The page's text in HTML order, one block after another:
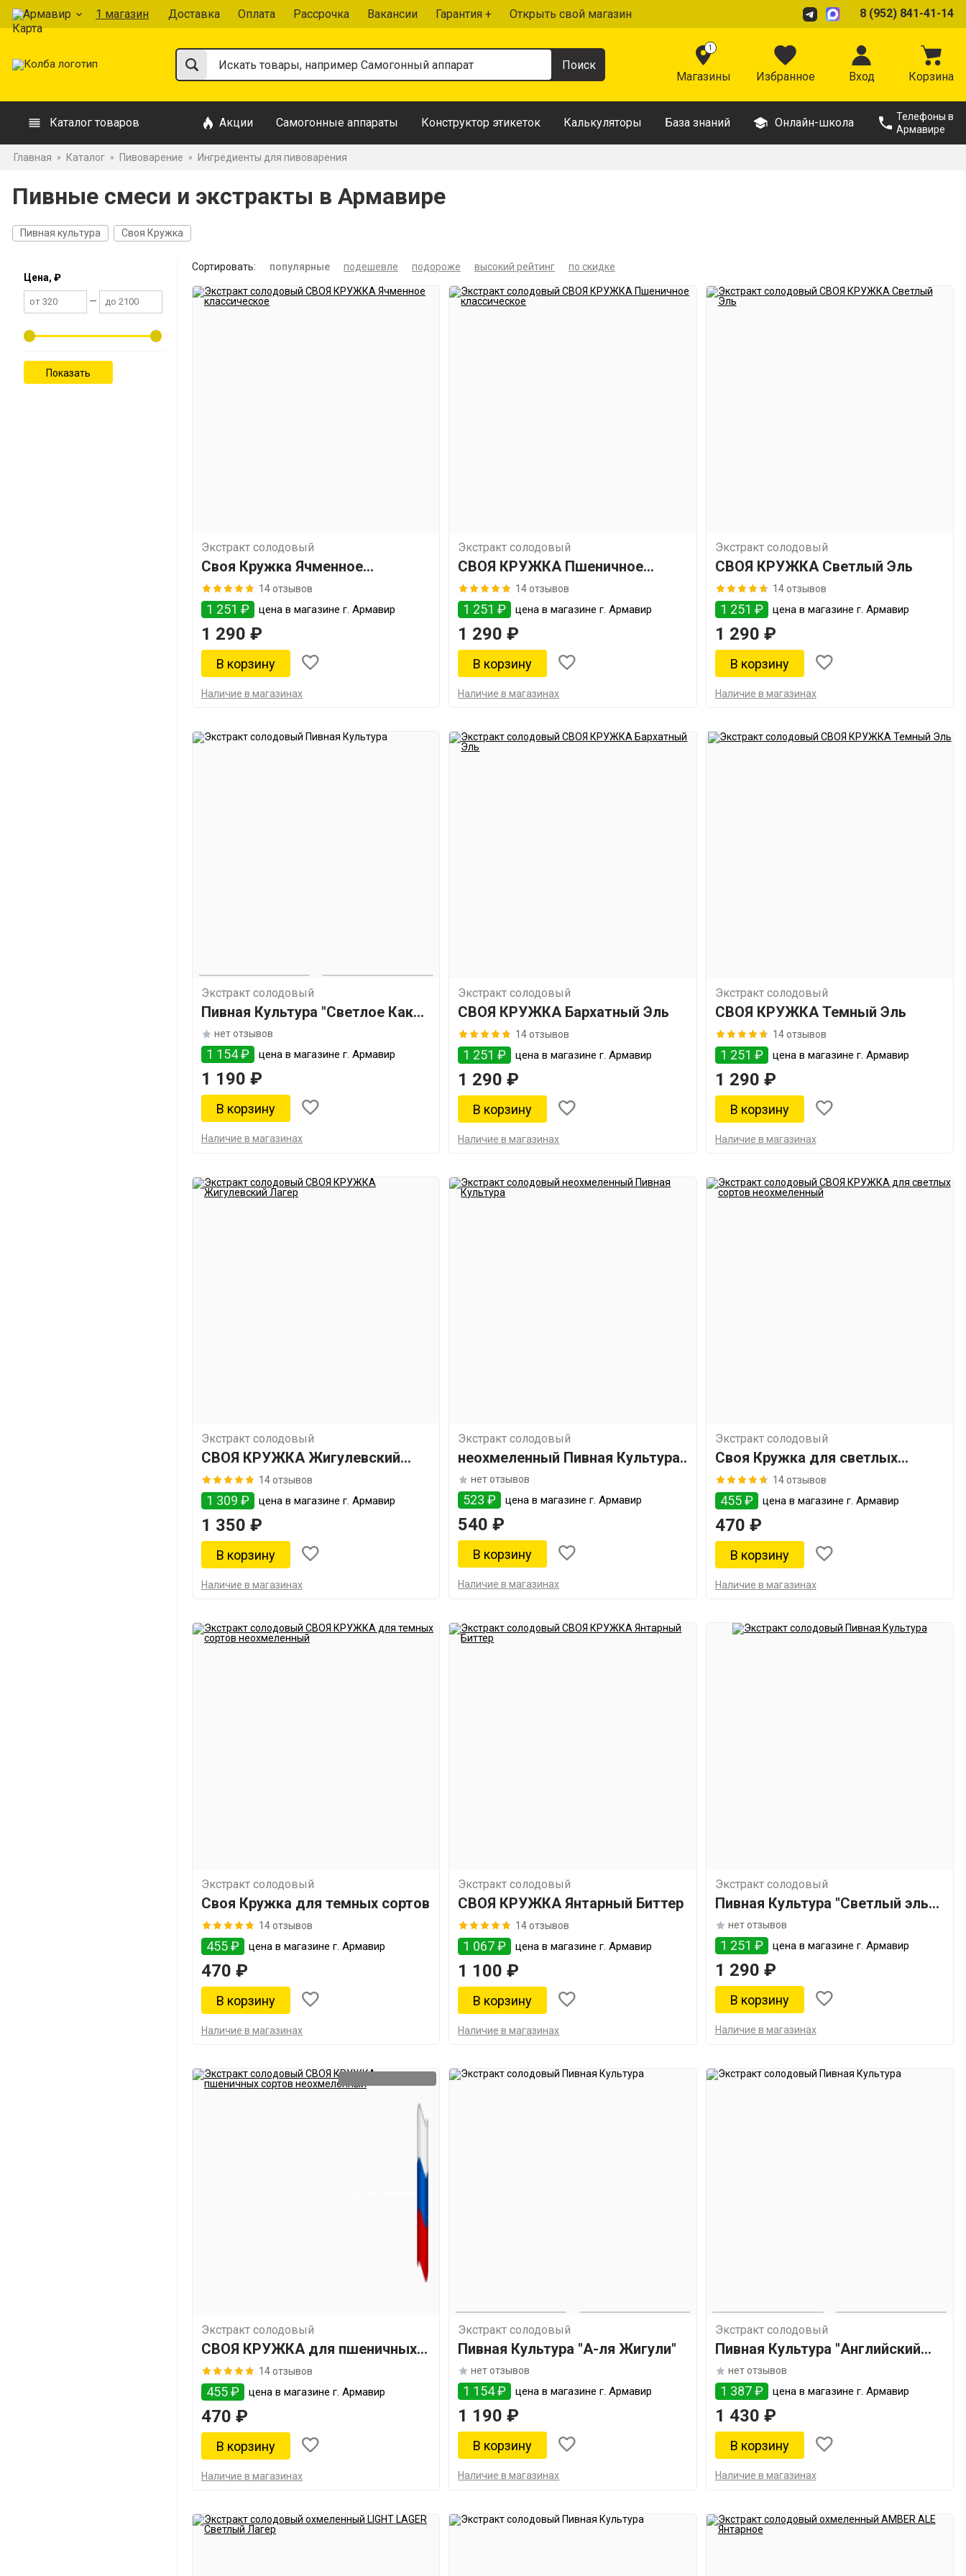
Армавир 1 магазин Доставка Оплата Рассрочка Вакансии Гарантия + Открыть свой магазин 8 (952) 841-41-14
1
Магазины Избранное Вход Корзина
Каталог товаров Акции Самогонные аппараты Конструктор этикеток Калькуляторы База знаний Онлайн-школа
Телефоны в
Армавире
Главная » Каталог » Пивоварение » Ингредиенты для пивоварения
Пивные смеси и экстракты в Армавире
Пивная культура Своя Кружка
Цена, ₽
—
Сортировать: популярные подешевле подороже высокий рейтинг по скидке
Экстракт солодовый
Своя Кружка Ячменное
Классическое
14 отзывов
1 251 ₽ цена в магазине г. Армавир
1 290 ₽
Наличие в магазинах
Экстракт солодовый
СВОЯ КРУЖКА Пшеничное
классическое
14 отзывов
1 251 ₽ цена в магазине г. Армавир
1 290 ₽
Наличие в магазинах
Экстракт солодовый
СВОЯ КРУЖКА Светлый Эль
14 отзывов
1 251 ₽ цена в магазине г. Армавир
1 290 ₽
Наличие в магазинах
Экстракт солодовый
Пивная Культура "Светлое Как
раньше"
нет отзывов
1 154 ₽ цена в магазине г. Армавир
1 190 ₽
Наличие в магазинах
Экстракт солодовый
СВОЯ КРУЖКА Бархатный Эль
14 отзывов
1 251 ₽ цена в магазине г. Армавир
1 290 ₽
Наличие в магазинах
Экстракт солодовый
СВОЯ КРУЖКА Темный Эль
14 отзывов
1 251 ₽ цена в магазине г. Армавир
1 290 ₽
Наличие в магазинах
Экстракт солодовый
СВОЯ КРУЖКА Жигулевский
Лагер
14 отзывов
1 309 ₽ цена в магазине г. Армавир
1 350 ₽
Наличие в магазинах
Экстракт солодовый
неохмеленный Пивная Культура
"Для темных сортов"
нет отзывов
523 ₽ цена в магазине г. Армавир
540 ₽
Наличие в магазинах
Экстракт солодовый
Своя Кружка для светлых
сортов
14 отзывов
455 ₽ цена в магазине г. Армавир
470 ₽
Наличие в магазинах
Экстракт солодовый
Своя Кружка для темных сортов
14 отзывов
455 ₽ цена в магазине г. Армавир
470 ₽
Наличие в магазинах
Экстракт солодовый
СВОЯ КРУЖКА Янтарный Биттер
14 отзывов
1 067 ₽ цена в магазине г. Армавир
1 100 ₽
Наличие в магазинах
Экстракт солодовый
Пивная Культура "Светлый эль
IPA"нет отзывов
1 251 ₽ цена в магазине г. Армавир
1 290 ₽
Наличие в магазинах
Экстракт солодовый
СВОЯ КРУЖКА для пшеничных
сортов
14 отзывов
455 ₽ цена в магазине г. Армавир
470 ₽
Наличие в магазинах
Экстракт солодовый
Пивная Культура "А-ля Жигули"
нет отзывов
1 154 ₽ цена в магазине г. Армавир
1 190 ₽
Наличие в магазинах
Экстракт солодовый
Пивная Культура "Английский
биттер"
нет отзывов
1 387 ₽ цена в магазине г. Армавир
1 430 ₽
Наличие в магазинах